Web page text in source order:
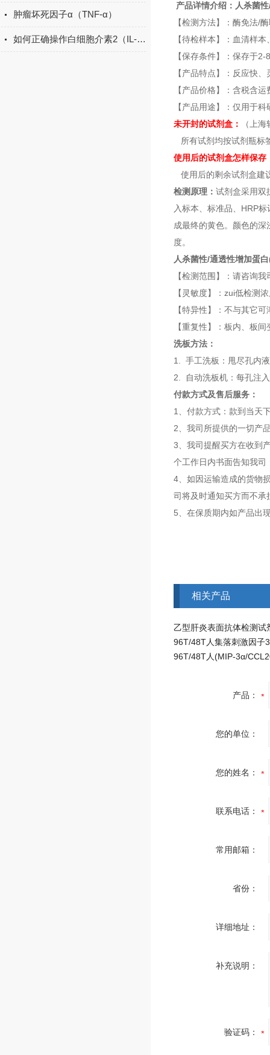
肿瘤坏死因子α（TNF-α）
如何正确操作白细胞介素2（IL-2）ELISA试剂盒？
产品详情介绍： 人杀菌
【检测方法】：酶免法/
【待检样本】：血清样
【保存条件】：保存于
【产品特点】：反应快、
【产品价格】：含税含
【产品用途】：仅用于
未开封的试剂盒：
（上
所有试剂均按试剂瓶标
使用后的试剂盒怎样保存
使用后的剩余试剂盒建
检测原理： 试剂盒采用双
入标本、标准品、HRP
成最终的黄色。颜色的
度。
人杀菌性/通透性增加蛋
【检测范围】：请咨询
【灵敏度】：zui低检测
【特异性】：不与其它
【重复性】：板内、板
洗板方法：
1. 手工洗板：甩尽孔内
2. 自动洗板机：每孔注
付款方式及售后服务：
1、付款方式：款到当天
2、我司所提供的一切产
3、我司提醒买方在收到
个工作日内书面告知我
4、如因运输造成的货物
司将及时通知买方而不承
5、在保质期内如产品出
相关产品
产品：
您的单位：
您的姓名：
联系电话：
常用邮箱：
省份：
详细地址：
补充说明：
验证码：